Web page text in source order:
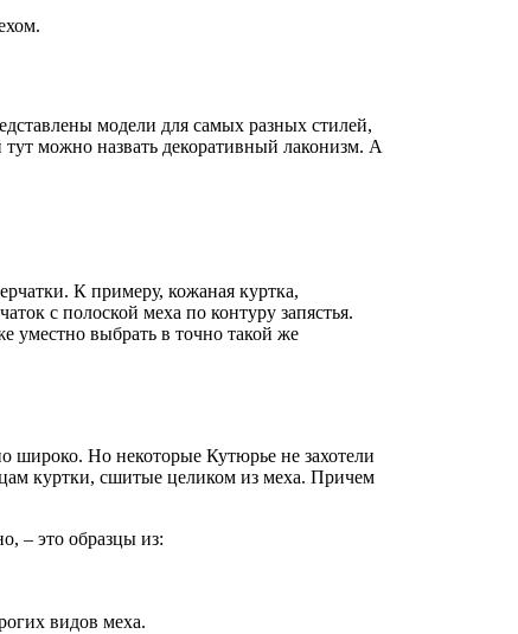
модели для самых разных стилей,
можно назвать декоративный лаконизм. А
К примеру, кожаная куртка,
с полоской меха по контуру запястья.
уместно выбрать в точно такой же
широко. Но некоторые Кутюрье не захотели
куртки, сшитые целиком из меха. Причем
– это образцы из:
видов меха.